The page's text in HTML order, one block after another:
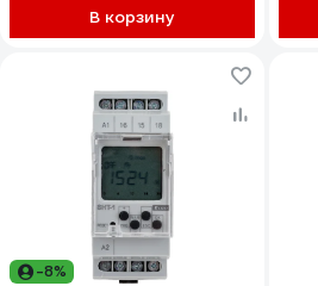
В корзину
-8%